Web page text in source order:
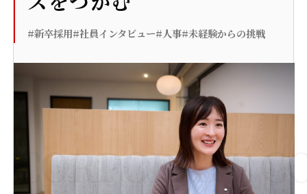
社員インタビュー
働くオフィス OUR OFFICE
サステナビリティ推進SUSTAINABILITY
#新卒採用#社員インタビュー#人事#未経験からの挑戦
CORPORATE